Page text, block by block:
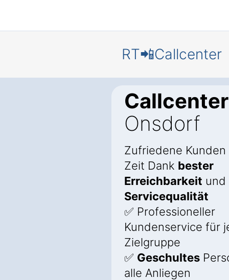
RT📲Callcenter
Callcenter
Onsdorf
Zufriedene
Zeit Dank bester
Erreichbarkeit und
Servicequalität
✅ Professioneller
Kundenservice für
Zielgruppe
✅ Geschultes
alle Anliegen